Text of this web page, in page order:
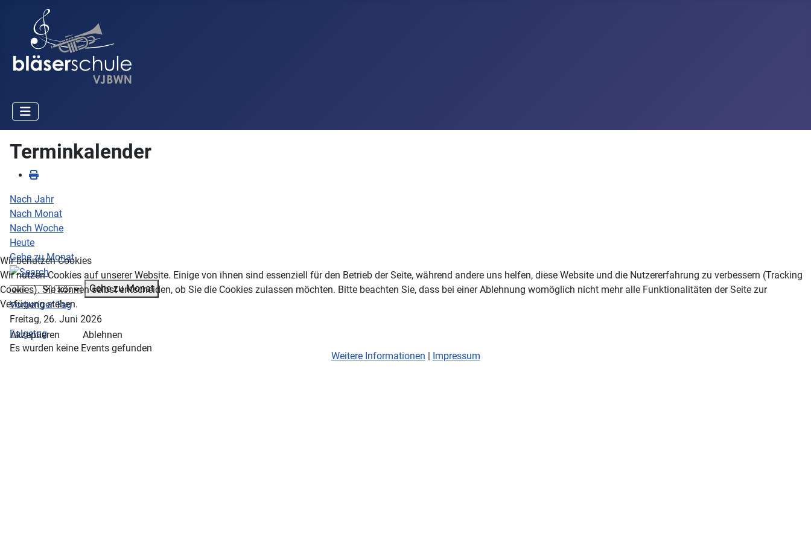
Terminkalender
Nach Jahr
Nach Monat
Nach Woche
Heute
Gehe zu Monat
Gehe zu Monat
Vorheriger Tag
Freitag, 26. Juni 2026
Folgetag
Es wurden keine Events gefunden
Wir benutzen Cookies
Wir nutzen Cookies auf unserer Website. Einige von ihnen sind essenziell für den Betrieb der Seite, während andere uns helfen, diese Website und die Nutzererfahrung zu verbessern (Tracking
Cookies). Sie können selbst entscheiden, ob Sie die Cookies zulassen möchten. Bitte beachten Sie, dass bei einer Ablehnung womöglich nicht mehr alle Funktionalitäten der Seite zur
Verfügung stehen.
Akzeptieren
Ablehnen
Weitere Informationen | Impressum